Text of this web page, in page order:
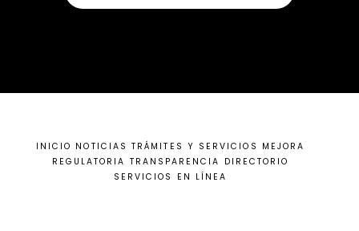
INICIO NOTICIAS TRÁMITES Y SERVICIOS MEJORA
REGULATORIA TRANSPARENCIA DIRECTORIO
SERVICIOS EN LÍNEA